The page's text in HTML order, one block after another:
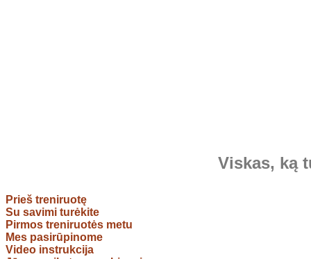
Viskas, ką
Prieš treniruotę
Su savimi turėkite
Pirmos treniruotės metu
Mes pasirūpinome
Video instrukcija